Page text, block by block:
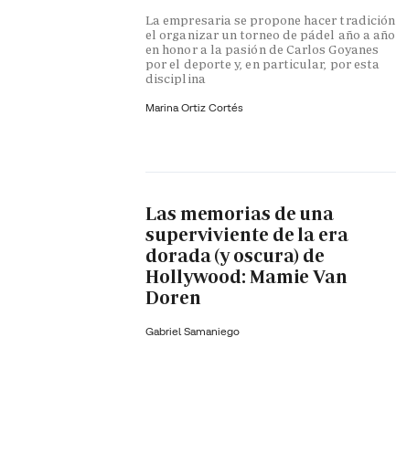
La empresaria se propone hacer tradición
el organizar un torneo de pádel año a año
en honor a la pasión de Carlos Goyanes
por el deporte y, en particular, por esta
disciplina
Marina Ortiz Cortés
Las memorias de una
superviviente de la era
dorada (y oscura) de
Hollywood: Mamie Van
Doren
Gabriel Samaniego